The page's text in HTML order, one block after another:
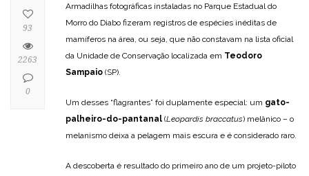
Armadilhas fotográficas instaladas no Parque Estadual do
Morro do Diabo fizeram registros de espécies inéditas de
mamíferos na área, ou seja, que não constavam na lista oficial
da Unidade de Conservação localizada em Teodoro
Sampaio (SP).
Um desses “flagrantes” foi duplamente especial: um gato-
palheiro-do-pantanal (Leopardis braccatus) melânico – o
melanismo deixa a pelagem mais escura e é considerado raro.
A descoberta é resultado do primeiro ano de um projeto-piloto
93
2263
0